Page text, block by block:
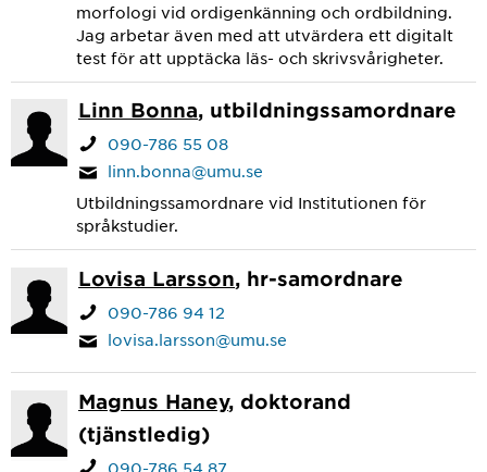
morfologi vid ordigenkänning och ordbildning.
Jag arbetar även med att utvärdera ett digitalt
test för att upptäcka läs- och skrivsvårigheter.
Linn Bonna, utbildningssamordnare
090-786 55 08
linn.bonna@umu.se
Utbildningssamordnare vid Institutionen för
språkstudier.
Lovisa Larsson, hr-samordnare
090-786 94 12
lovisa.larsson@umu.se
Magnus Haney, doktorand
(tjänstledig)
090-786 54 87